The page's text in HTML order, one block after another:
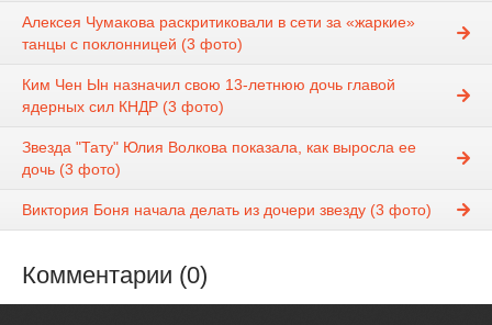
Алексея Чумакова раскритиковали в сети за «жаркие»
танцы с поклонницей (3 фото)
Ким Чен Ын назначил свою 13-летнюю дочь главой
ядерных сил КНДР (3 фото)
Звезда "Тату" Юлия Волкова показала, как выросла ее
дочь (3 фото)
Виктория Боня начала делать из дочери звезду (3 фото)
Комментарии (0)